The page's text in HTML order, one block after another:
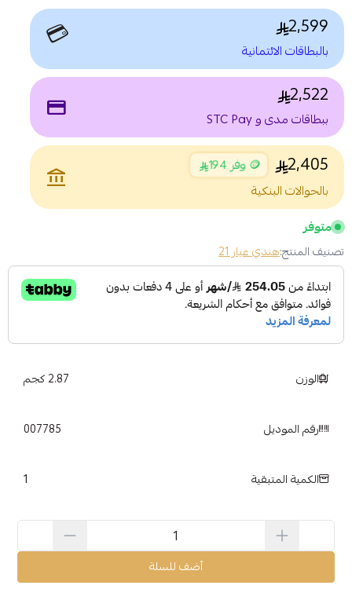
2,599
بالبطاقات الائتمانية 💳
2,522
ببطاقات مدى و STC Pay payment
2,405 🪙 وفر 194
بالحوالات البنكية
account_balance
متوفر
تصنيف المنتج:هندي عيار 21
الوزن 2.87 كجم
رقم الموديل 007785
الكمية المتبقية 1
أضف للسلة